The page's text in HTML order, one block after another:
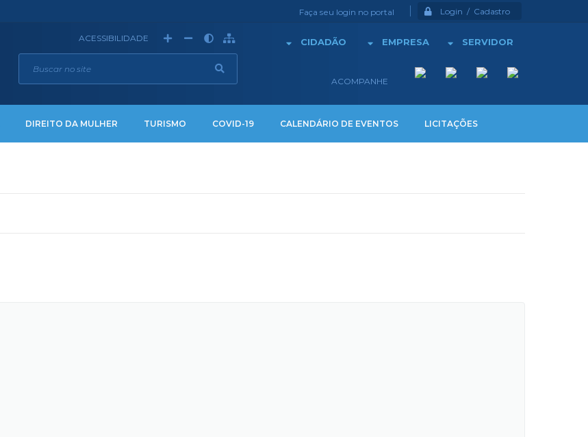
Faça seu login no portal Login / Cadastro
CIDADÃO EMPRESA SERVIDOR
ACOMPANHE
ACESSIBILIDADE
DIREITO DA MULHER TURISMO COVID-19 CALENDÁRIO DE EVENTOS LICITAÇÕES